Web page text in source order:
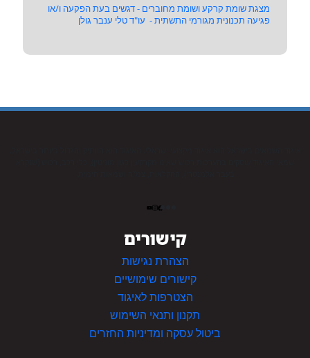
מצגת שומת קרקע ושומת מחוברים - דגשים בעת הפקעה ו/או
פגיעה תכנונית מגורמי התשתית - עו"ד טלי ענבר גולן
קישורים
הצהרת נגישות
קישורים שימושיים
הצטרפות לאיגוד
תקנון ותנאי השימוש
ביטול עסקה ומדיניות החזרים